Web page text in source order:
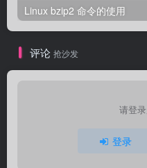
Linux bzip2 命令的使用
评论 抢沙发
请登
登录